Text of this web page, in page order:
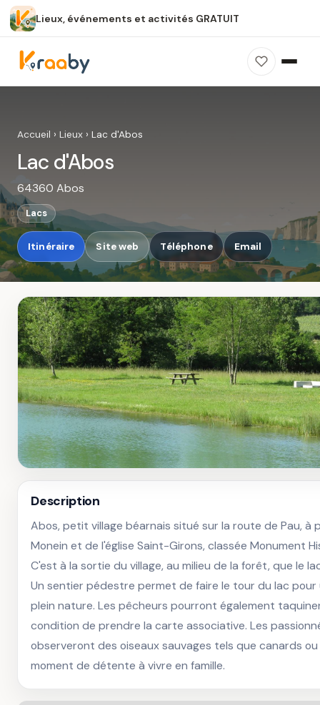
Lieux, événements et activités GRATUIT
spot dans Kraaby.
Accueil › Lieux › Lac d'Abos
Lac d'Abos
64360 Abos
Lacs
Itinéraire Site web Téléphone Email
Description
Abos, petit village béarnais situé sur la route de Pau, à
Monein et de l'église Saint-Girons, classée Monument
C'est à la sortie du village, au milieu de la forêt, que le
Un sentier pédestre permet de faire le tour du lac pour
plein nature. Les pêcheurs pourront également
condition de prendre la carte associative. Les
observeront des oiseaux sauvages tels que canards
moment de détente à vivre en famille.